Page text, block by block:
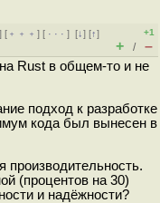
] [ ﹢﹢﹢] [ · · ·][↓] [↑]
+1
+ / –
Rust в общем-то и не
подход к разработке
кода был вынесен в
производительность.
(процентов на 30)
и надёжности?